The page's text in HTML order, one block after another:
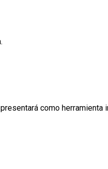
como herramienta